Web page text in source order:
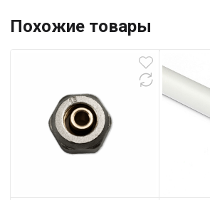
Похожие товары